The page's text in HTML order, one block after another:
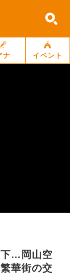
ナ イベント
下…岡山空
華街の交